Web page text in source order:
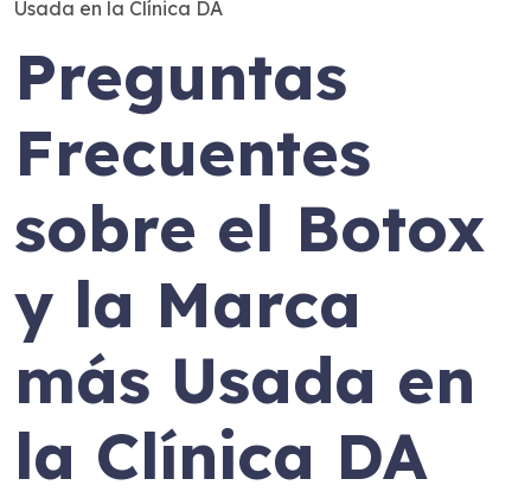
Usada en la Clínica DA
Preguntas
Frecuentes
sobre el Botox
y la Marca
más Usada en
la Clínica DA